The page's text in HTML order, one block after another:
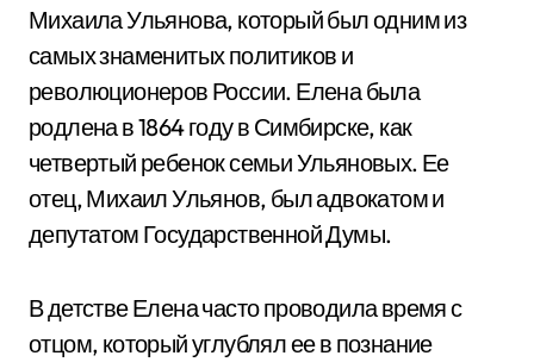
Михаила Ульянова, который был одним из
самых знаменитых политиков и
революционеров России. Елена была
родлена в 1864 году в Симбирске, как
четвертый ребенок семьи Ульяновых. Ее
отец, Михаил Ульянов, был адвокатом и
депутатом Государственной Думы.
В детстве Елена часто проводила время с
отцом, который углублял ее в познание